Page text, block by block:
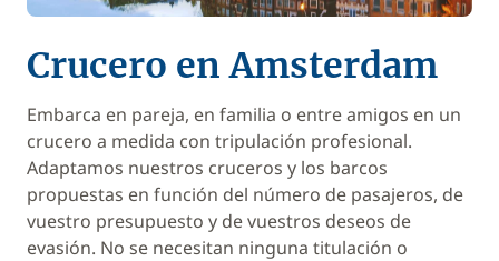
Crucero en Amsterdam
Embarca en pareja, en familia o entre amigos en un
crucero a medida con tripulación profesional.
Adaptamos nuestros cruceros y los barcos
propuestas en función del número de pasajeros, de
vuestro presupuesto y de vuestros deseos de
evasión. No se necesitan ninguna titulación o